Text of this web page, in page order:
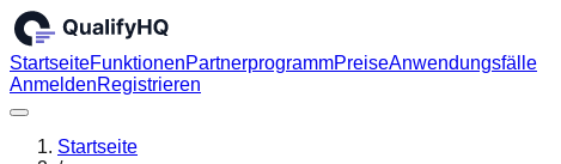
StartseiteFunktionenPartnerprogrammPreiseAnwendungsfälle
AnmeldenRegistrieren
Startseite